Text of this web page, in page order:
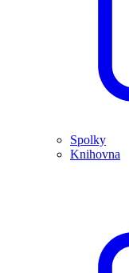
Spolky
Knihovna